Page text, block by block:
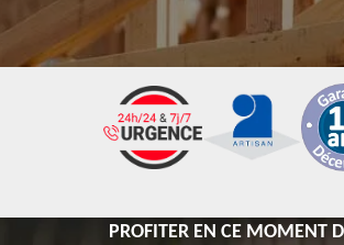
PROFITER EN CE MOMENT